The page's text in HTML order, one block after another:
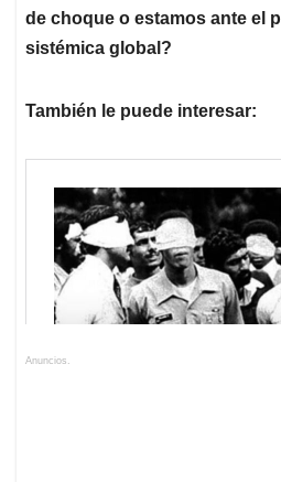
de choque o estamos ante el
sistémica global?
También le puede interesar:
Anuncios.